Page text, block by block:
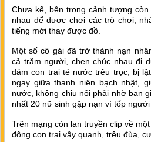
Chưa kể, bên trong cảnh tượng
nhau để được chơi các trò chơi,
tiếng mới thay được đồ.
Một số cô gái đã trở thành nạn
cả trăm người, chen chúc nhau đi
đám con trai té nước trêu trọc, bị
ngay giữa thanh niên bạch nhật,
nước, không chịu nổi phải nhờ bạn
nhất 20 nữ sinh gặp nạn vì tốp
Trên mạng còn lan truyền clip về
đông con trai vây quanh, trêu đùa,